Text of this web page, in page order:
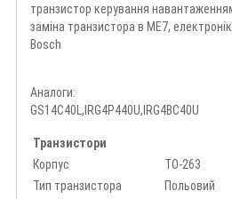
транзистор керування
заміна транзистора в ME7,
Bosch
Аналоги:
GS14C40L,IRG4P440U,IRG4BC40U
Транзистори
Корпус
TO-263
Тип транзистора
Польовий